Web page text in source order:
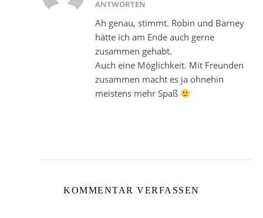
ANTWORTEN
Ah genau, stimmt. Robin und Barney
hätte ich am Ende auch gerne
zusammen gehabt.
Auch eine Möglichkeit. Mit Freunden
zusammen macht es ja ohnehin
meistens mehr Spaß
KOMMENTAR VERFASSEN